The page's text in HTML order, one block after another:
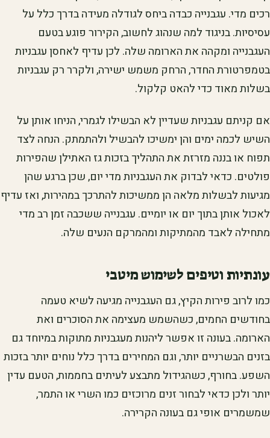
רכים מדי. עגבנייה כבדה ביחס לגודלה מעידה בדרך כלל על
עסיסיות. בניגוד למה שנהוג לחשוב, הקירור פוגע בטעם
העגבנייה ומקהה את הארומה שלה. לכן עדיף לאחסן עגבניות
בטמפרטורת החדר, הרחק משמש ישירה, ולקרר רק עגבניות
בשלות מאוד כדי להאט קלקול.
אם קניתם עגבניות שעדיין לא הבשילו לגמרי, הניחו אותן על
השיש לכמה ימים והן ימשיכו להבשיל ולהתמתק. הנחה לצד
תפוח או בננה מזרזת את התהליך בזכות גז האתילן שהפירות
פולטים. כדאי לבדוק את העגבניות מדי יום, שכן ברגע שהן
מגיעות לבשלות מלאה הן ממשיכות להתרכך במהירות, ואז עדיף
לאכול אותן בתוך יום או יומיים. עגבנייה ששכבה זמן רב מדי
מתחילה לאבד מהמתיקות ומהמרקם הנעים שלה.
עונתיות וטיפים לשימוש מיטבי
כמו לרוב פירות הקיץ, גם העגבנייה מגיעה לשיא טעמה
בחודשים החמים, כשהשמש מעצימה את הסוכרים ואת
הארומה. בעונה זו אפשר ליהנות מעגבניות מתוקות במיוחד גם
בזנים הבשרניים יותר, וגם המחירים בדרך כלל נוחים יותר בזכות
השפע. בחורף, כשהגידול מתבצע לעיתים בחממות, הטעם עדין
יותר ולכן כדאי לבחור זנים מרוכזים כמו השרי או התמר,
שמשמרים אופי גם בעונה הקרירה.